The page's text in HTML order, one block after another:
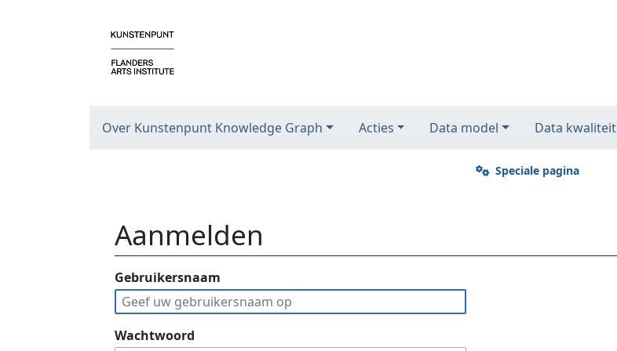
Over Kunstenpunt Knowledge Graph Acties Data model Data kwaliteit
Speciale pagina
Aanmelden
Ga naar:navigatie,
Gebruikersnaam
Wachtwoord